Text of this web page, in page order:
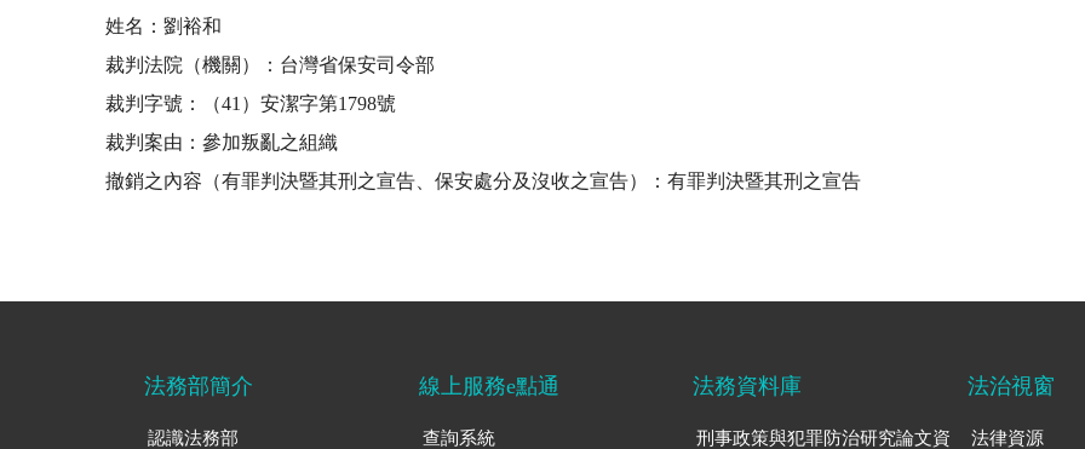
姓名：劉裕和
裁判法院（機關）：台灣省保安司令部
裁判字號：（41）安潔字第1798號
裁判案由：參加叛亂之組織
撤銷之內容（有罪判決暨其刑之宣告、保安處分及沒收之宣告）：有罪判決暨其刑之宣告
法務部簡介
認識法務部
線上服務e點通
查詢系統
法務資料庫
刑事政策與犯罪防治研究論文資
法治視窗
法律資源